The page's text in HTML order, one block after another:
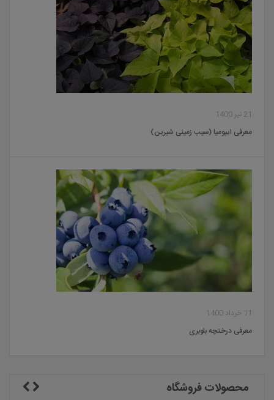
21 تیر 1400
معرفی ایپومیا (سیب زمینی شیرین)
11 خرداد 1400
معرفی درختچه بلوبری
محصولات فروشگاه